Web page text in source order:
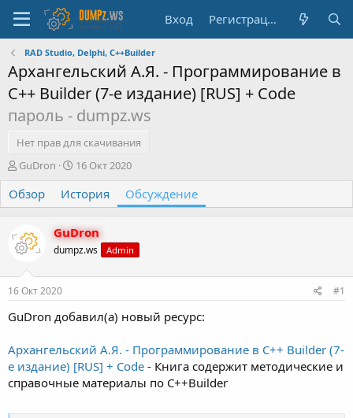
Вход Регистрация
RAD Studio, Delphi, C++Builder
Архангельский А.Я. - Программирование в
C++ Builder (7-е издание) [RUS] + Code
пароль - dumpz.ws
Нет прав для скачивания
А
т
о
т
е
ы
GuDron
Д
т
а
а
ч
л
16 Окт 2020
Обзор История Обсуждение
GuDron
dumpz.ws Admin
16 Окт 2020 #1
GuDron добавил(а) новый ресурс:
Архангельский А.Я. - Программирование в C++ Builder (7-
е издание) [RUS] + Code - Книга содержит методические и
справочные материалы по C++Builder